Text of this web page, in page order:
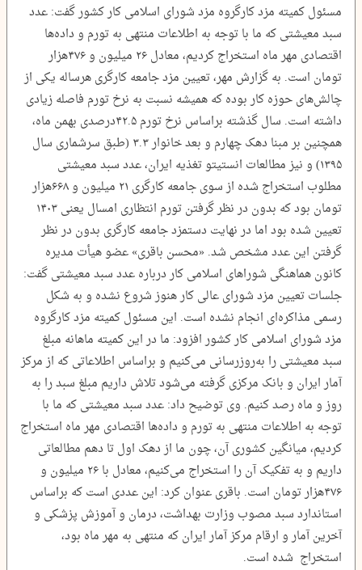
مسئول کمیته مزد کارگروه مزد شورای اسلامی کار کشور گفت: عدد
سبد معیشتی که ما با توجه به اطلاعات منتهی به تورم و داده‌ها
اقتصادی مهر ماه استخراج کردیم، معادل ۲۶ میلیون و ۴۷۶هزار
تومان است. به گزارش مهر، تعیین مزد جامعه کارگری هرساله یکی از
چالش‌های حوزه کار بوده که همیشه نسبت به نرخ تورم فاصله زیادی
داشته است. سال گذشته براساس نرخ تورم ۴۲.۵درصدی بهمن ماه،
همچنین بر مبنا دهک چهارم و بعد خانوار ۳.۳ (طبق سرشماری سال
۱۳۹۵) و نیز مطالعات انستیتو تغذیه ایران، عدد سبد معیشتی
مطلوب استخراج شده از سوی جامعه کارگری ۲۱ میلیون و ۶۶۸هزار
تومان بود که بدون در نظر گرفتن تورم انتظاری امسال یعنی ۱۴۰۳
تعیین شده بود اما در نهایت دستمزد جامعه کارگری بدون در نظر
گرفتن این عدد مشخص شد. «محسن باقری» عضو هیأت مدیره
کانون هماهنگی شوراهای اسلامی کار درباره عدد سبد معیشتی گفت:
جلسات تعیین مزد شورای عالی کار هنوز شروع نشده و به شکل
رسمی مذاکره‌ای انجام نشده است. این مسئول کمیته مزد کارگروه
مزد شورای اسلامی کار کشور افزود: ما در این کمیته ماهانه مبلغ
سبد معیشتی را به‌روزرسانی می‌کنیم و براساس اطلاعاتی که از مرکز
آمار ایران و بانک مرکزی گرفته می‌شود تلاش داریم مبلغ سبد را به
روز و ماه رصد کنیم. وی توضیح داد: عدد سبد معیشتی که ما با
توجه به اطلاعات منتهی به تورم و داده‌ها اقتصادی مهر ماه استخراج
کردیم، میانگین کشوری آن، چون ما از دهک اول تا دهم مطالعاتی
داریم و به تفکیک آن را استخراج می‌کنیم، معادل با ۲۶ میلیون و
۴۷۶هزار تومان است. باقری عنوان کرد: این عددی است که براساس
استاندارد سبد مصوب وزارت بهداشت، درمان و آموزش پزشکی و
آخرین آمار و ارقام مرکز آمار ایران که منتهی به مهر ماه بود،
استخراج شده است.